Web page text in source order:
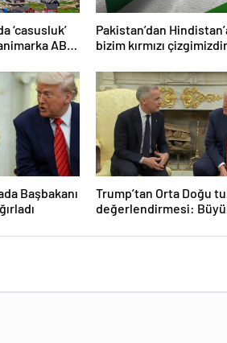
‘casusluk’
ABD
Pakistan’dan
bizim kırmızı çizgimizdir
Başbakanı
Trump’tan Orta Doğu
değerlendirmesi: